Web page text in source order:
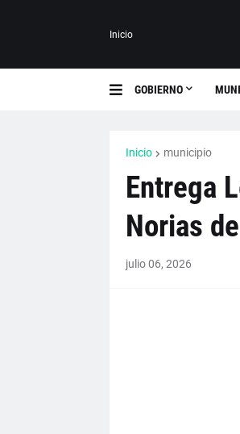
Inicio
GOBIERNO
Inicio municipio
Entrega
Norias
julio 06, 2026